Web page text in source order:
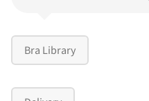
Bra Library